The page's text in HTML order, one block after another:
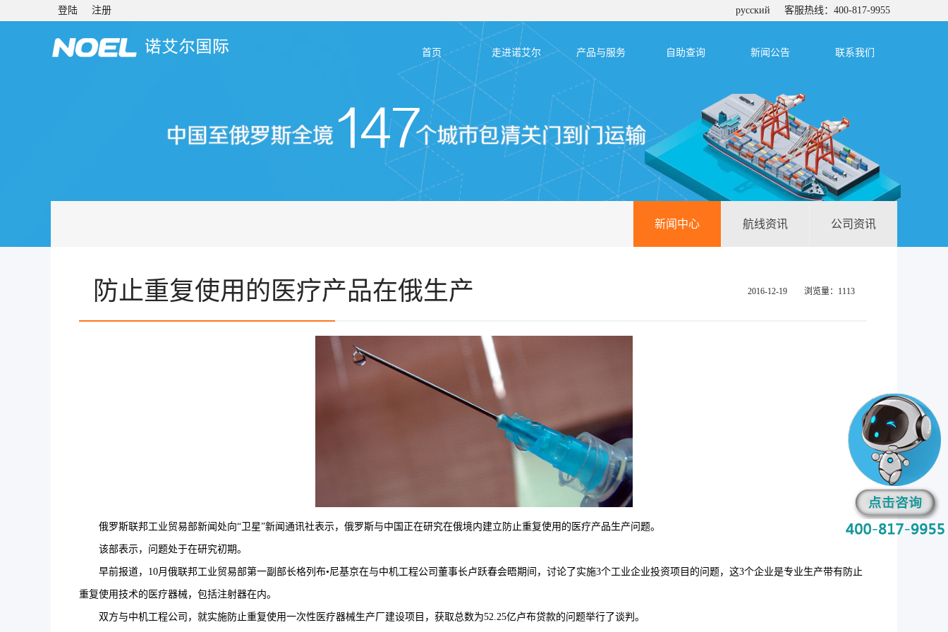
登陆 注册 русский 客服热线：400-817-9955
首页 走进诺艾尔 产品与服务 自助查询 新闻公告 联系我们
新闻中心 航线资讯 公司资讯
防止重复使用的医疗产品在俄生产 2016-12-19 浏览量：1113
俄罗斯联邦工业贸易部新闻处向“卫星”新闻通讯社表示，俄罗斯与中国正在研究在俄境内建立防止重复使用的医疗产品生产问题。
该部表示，问题处于在研究初期。
早前报道，10月俄联邦工业贸易部第一副部长格列布•尼基京在与中机工程公司董事长卢跃春会晤期间，讨论了实施3个工业企业投资项目的问题，这3个企业是专业生产带有防止
重复使用技术的医疗器械，包括注射器在内。
双方与中机工程公司，就实施防止重复使用一次性医疗器械生产厂建设项目，获取总数为52.25亿卢布贷款的问题举行了谈判。